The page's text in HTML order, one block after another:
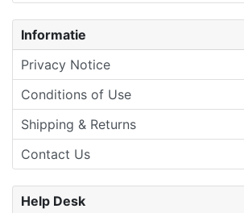
Informatie
Privacy Notice
Conditions of Use
Shipping & Returns
Contact Us
Help Desk